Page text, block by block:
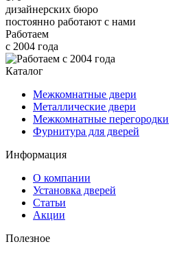
дизайнерских бюро
постоянно работают с нами
Работаем
с 2004 года
Каталог
Межкомнатные двери
Металлические двери
Межкомнатные перегородки
Фурнитура для дверей
Информация
О компании
Установка дверей
Статьи
Акции
Полезное